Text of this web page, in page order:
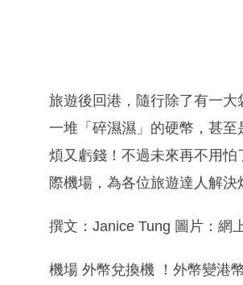
旅遊後回港，隨行除了有一
一堆「碎濕濕」的硬幣，甚
煩又虧錢！不過未來再不用
際機場，為各位旅遊達人解決
撰文：Janice Tung 圖片：網
機場 外幣兌換機 ！外幣變港